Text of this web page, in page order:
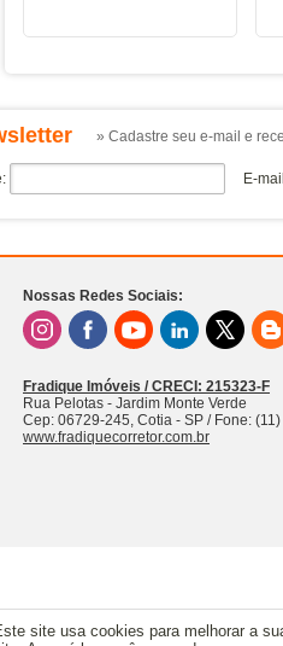
» Cadastre seu e-mail e
E-
Nossas Redes Sociais:
Fradique Imóveis / CRECI: 215323-F
Rua Pelotas - Jardim Monte Verde
Cep: 06729-245, Cotia - SP / Fone:
www.fradiquecorretor.com.br
site usa cookies para melhorar a